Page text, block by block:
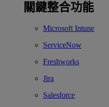
關鍵整合功能
Microsoft Intune
ServiceNow
Freshworks
Jira
Salesforce